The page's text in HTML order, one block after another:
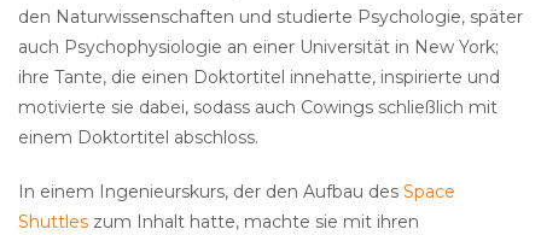
den Naturwissenschaften und studierte Psychologie, später
auch Psychophysiologie an einer Universität in New York;
ihre Tante, die einen Doktortitel innehatte, inspirierte und
motivierte sie dabei, sodass auch Cowings schließlich mit
einem Doktortitel abschloss.
In einem Ingenieurskurs, der den Aufbau des Space
Shuttles zum Inhalt hatte, machte sie mit ihren